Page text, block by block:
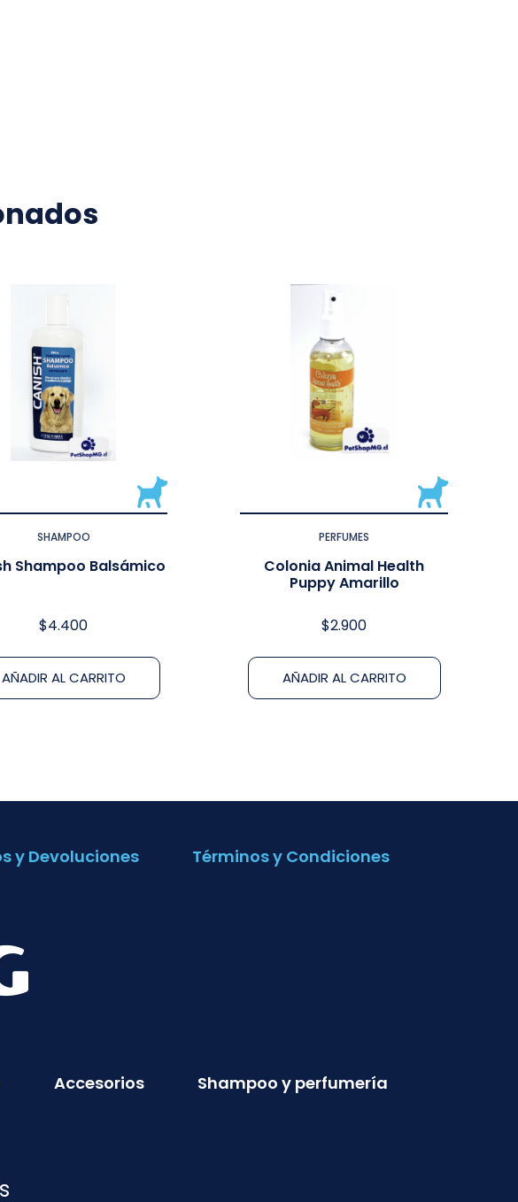
SHAMPOO
Shampoo Balsámico
$4.400
AÑADIR AL CARRITO
PERFUMES
Colonia Animal Health
Puppy Amarillo
$2.900
AÑADIR AL CARRITO
y Devoluciones Términos y Condiciones
Accesorios Shampoo y perfumería